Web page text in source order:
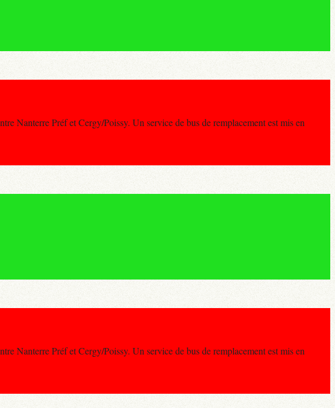
Nanterre Préf et Cergy/Poissy. Un service de bus de remplacement est mis en
Nanterre Préf et Cergy/Poissy. Un service de bus de remplacement est mis en